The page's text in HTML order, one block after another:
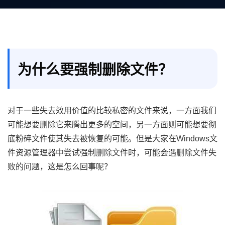
为什么要强制删除文件？
对于一些失去效用价值的比较私密的文件来说，一方面我们
可能想要删除它来腾出更多的空间，另一方面则可能想要彻
底粉碎文件使其失去被恢复的可能。但是大家在Windows文
件资源管理器中尝试强制删除文件时，可能会遇删除文件失
败的问题，这是怎么回事呢？